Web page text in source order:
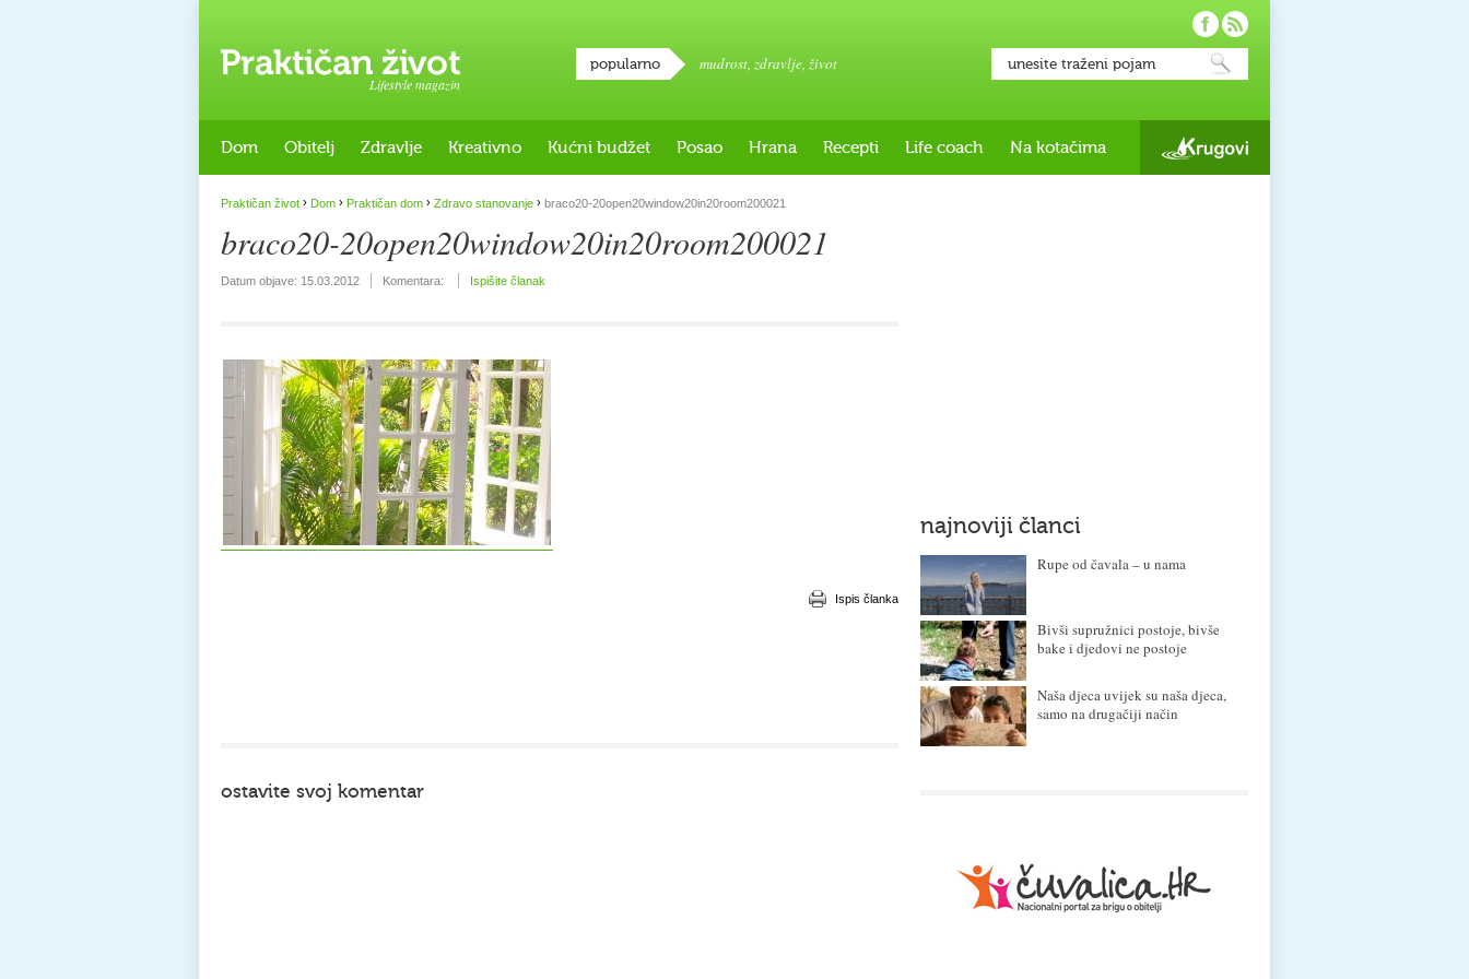
Lifestyle magazin
popularno mudrost, zdravlje, život
Dom Obitelj Zdravlje Kreativno Kućni budžet Posao Hrana Recepti Life coach Na kotačima
Praktičan život › Dom › Praktičan dom › Zdravo stanovanje › braco20-20open20window20in20room200021
braco20-20open20window20in20room200021
Datum objave: 15.03.2012 Komentara: Ispišite članak
Ispis članka
ostavite svoj komentar
najnoviji članci
Rupe od čavala – u nama
Bivši supružnici postoje, bivše
bake i djedovi ne postoje
Naša djeca uvijek su naša djeca,
samo na drugačiji način